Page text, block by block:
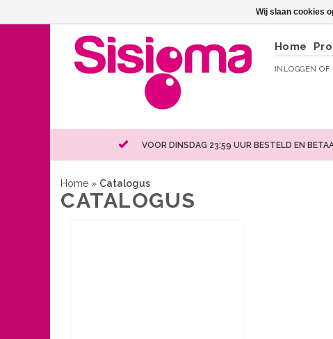
Home
INLOGGEN OF
VOOR DINSDAG 23:59 UUR BESTELD EN
Home » Catalogus
CATALOGUS
Wij slaan cookies